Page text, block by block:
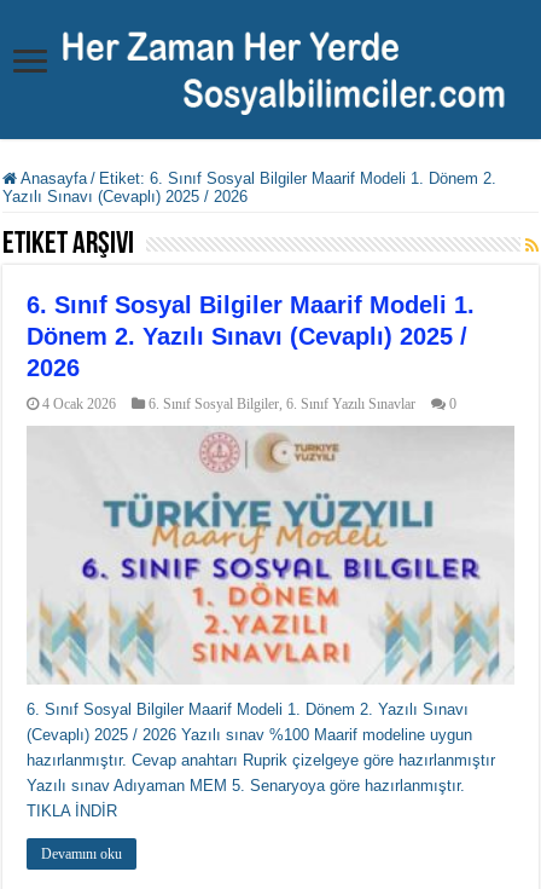
Anasayfa / Etiket:6. Sınıf Sosyal Bilgiler Maarif Modeli 1. Dönem 2.
Yazılı Sınavı (Cevaplı) 2025 / 2026
Etiket Arşivi
6. Sınıf Sosyal Bilgiler Maarif Modeli 1.
Dönem 2. Yazılı Sınavı (Cevaplı) 2025 /
2026
4 Ocak 2026 6. Sınıf Sosyal Bilgiler ,6. Sınıf Yazılı Sınavlar 0
6. Sınıf Sosyal Bilgiler Maarif Modeli 1. Dönem 2. Yazılı Sınavı
(Cevaplı) 2025 / 2026 Yazılı sınav %100 Maarif modeline uygun
hazırlanmıştır. Cevap anahtarı Ruprik çizelgeye göre hazırlanmıştır
Yazılı sınav Adıyaman MEM 5. Senaryoya göre hazırlanmıştır.
TIKLA İNDİR
Devamını oku